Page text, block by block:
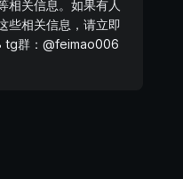
相关信息。如果有人
些相关信息，请立即
tg群：@feimao006